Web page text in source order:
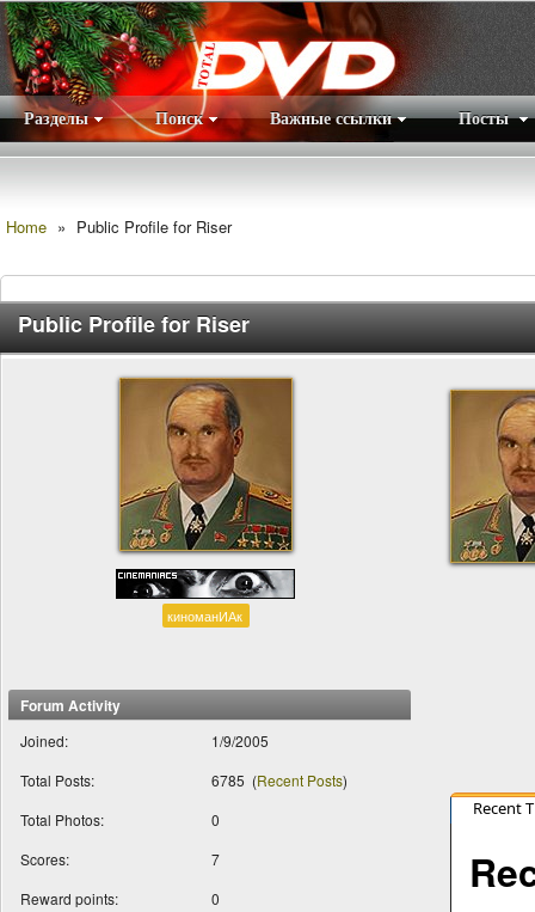
Разделы Поиск Важные ссылки Посты
Home » Public Profile for Riser
Public Profile for Riser
киноманИАк
Forum Activity
Joined:
1/9/2005
Total Posts:
6785 (Recent Posts)
Total Photos:
0
Scores:
7
Reward points:
0
Recent